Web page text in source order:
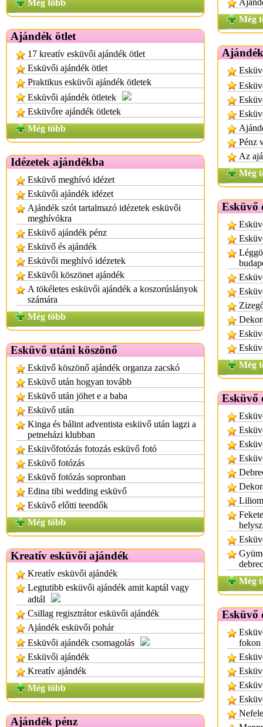
Még több
Ajándék ötlet
17 kreatív esküvői ajándék ötlet
Esküvői ajándék ötlet
Praktikus esküvői ajándék ötletek
Esküvői ajándék ötletek
Esküvőre ajándék ötletek
Még több
Idézetek ajándékba
Esküvő meghívó idézet
Esküvői ajándék idézet
Ajándék szót tartalmazó idézetek esküvői
meghívókra
Esküvő ajándék pénz
Esküvő és ajándék
Esküvői meghívó idézetek
Esküvői köszönet ajándék
A tökéletes esküvői ajándék a koszorúslányok
számára
Még több
Esküvő utáni köszönő
Esküvő köszönő ajándék organza zacskó
Esküvő után hogyan tovább
Esküvő után jöhet e a baba
Esküvő után
Kinga és bálint adventista esküvő után lagzi a
petneházi klubban
Esküvőfotózás fotozás esküvő fotó
Esküvő fotózás
Esküvő fotózás sopronban
Edina tibi wedding esküvő
Esküvő előtti teendők
Még több
Kreatív esküvői ajándék
Kreatív esküvői ajándék
Legtutibb esküvői ajándék amit kaptál vagy
adtál
Csillag regisztrátor esküvői ajándék
Ajándék esküvői pohár
Esküvői ajándék csomagolás
Esküvői ajándék
Kreatív ajándék
Még több
Ajándék pénz
Még
Pénz
Az
Még
Esküvő
Még
Esküvő
Még
Esküvő
fokon